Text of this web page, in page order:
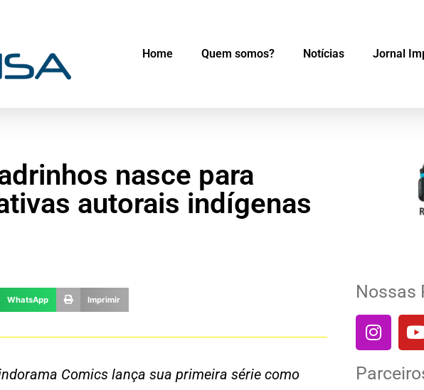
Home Quem somos? Notícias Jornal
nasce para
autorais indígenas
WhatsApp Imprimir
Comics lança sua primeira série como
Nossas